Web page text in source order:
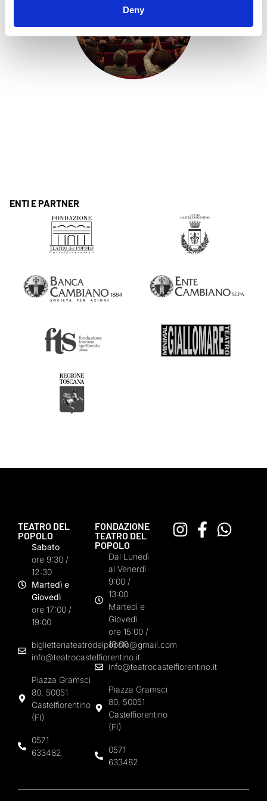
Deny
ENTI E PARTNER
TEATRO DEL
POPOLO
Sabato
ore 9:30 /
12:30
Martedì e
Giovedì
ore 17:00 /
19:00
biglietteriateatrodelpopolo@gmail.com
info@teatrocastelfiorentino.it
Piazza Gramsci
80, 50051
Castelfiorentino
(FI)
0571
633482
FONDAZIONE
TEATRO DEL
POPOLO
Dal Lunedì
al Venerdì
9:00 /
13:00
Martedì e
Giovedì
ore 15:00 /
18:00
info@teatrocastelfiorentino.it
Piazza Gramsci
80, 50051
Castelfiorentino
(FI)
0571
633482